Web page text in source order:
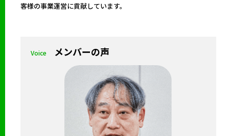
客様の事業運営に貢献しています。
Voice メンバーの声